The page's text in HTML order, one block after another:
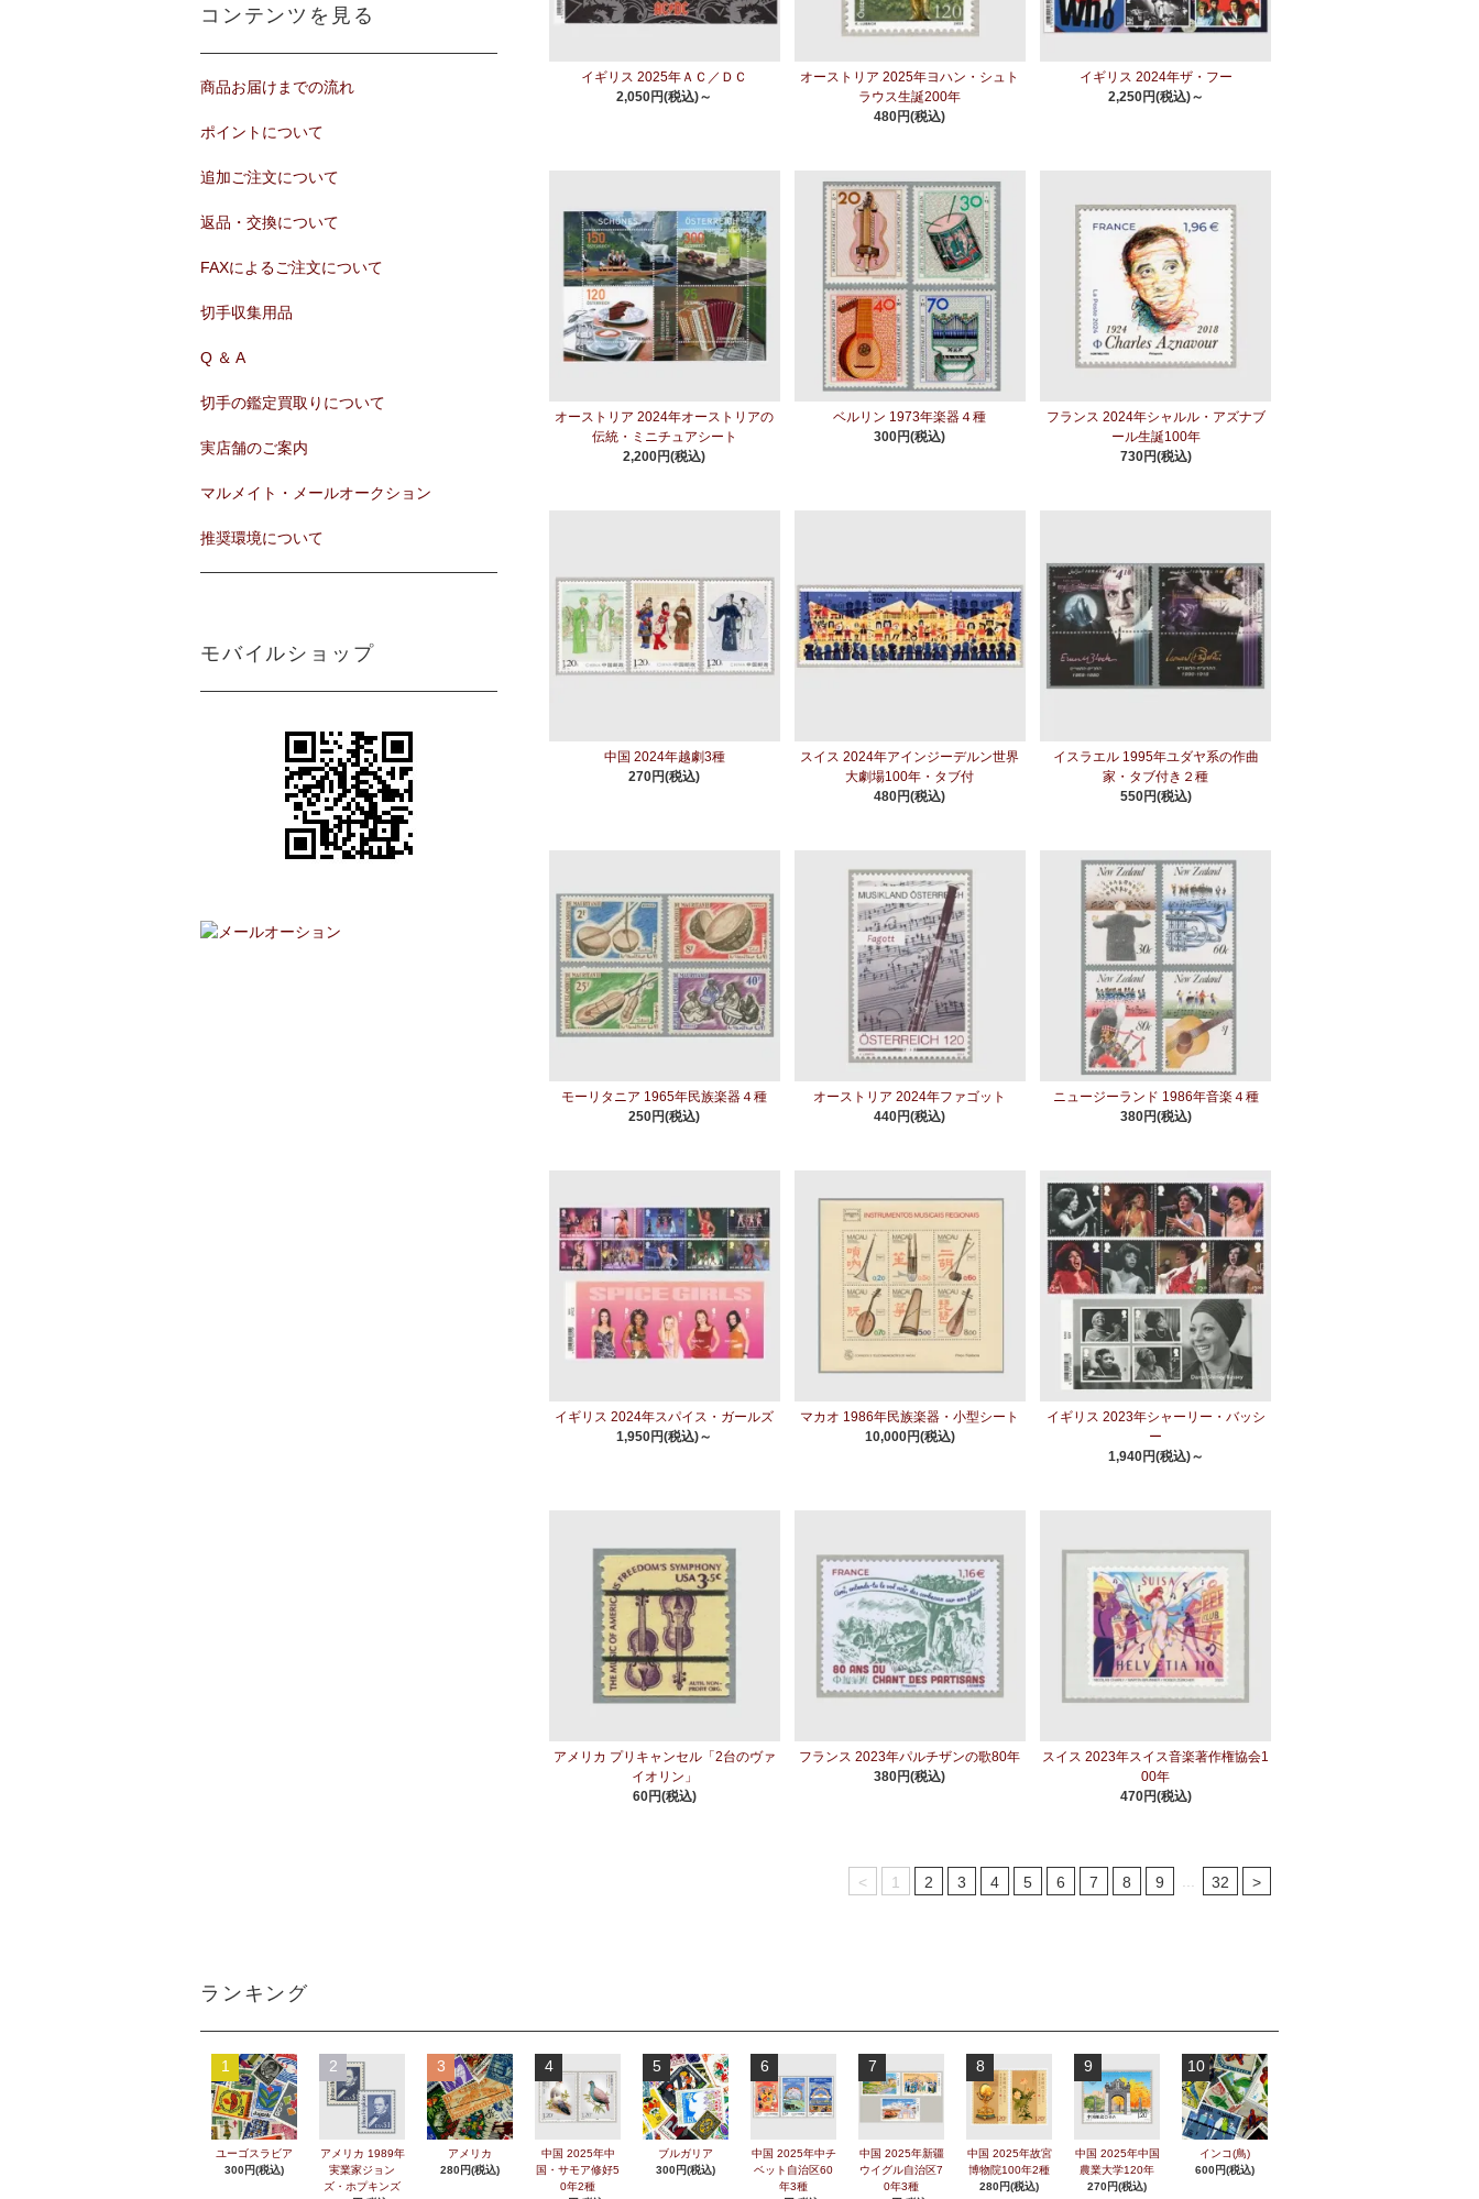
イギリス 2025年ＡＣ／ＤＣ
2,050円(税込)～
オーストリア 2025年ヨハン・シュト
ラウス生誕200年
480円(税込)
イギリス 2024年ザ・フー
2,250円(税込)～
オーストリア 2024年オーストリアの
伝統・ミニチュアシート
2,200円(税込)
ベルリン 1973年楽器４種
300円(税込)
フランス 2024年シャルル・アズナブ
ール生誕100年
730円(税込)
中国 2024年越劇3種
270円(税込)
スイス 2024年アインジーデルン世界
大劇場100年・タブ付
480円(税込)
イスラエル 1995年ユダヤ系の作曲
家・タブ付き２種
550円(税込)
モーリタニア 1965年民族楽器４種
250円(税込)
オーストリア 2024年ファゴット
440円(税込)
ニュージーランド 1986年音楽４種
380円(税込)
イギリス 2024年スパイス・ガールズ
1,950円(税込)～
マカオ 1986年民族楽器・小型シート
10,000円(税込)
イギリス 2023年シャーリー・バッシ
ー
1,940円(税込)～
アメリカ プリキャンセル「2台のヴァ
イオリン」
60円(税込)
フランス 2023年パルチザンの歌80年
380円(税込)
スイス 2023年スイス音楽著作権協会1
00年
470円(税込)
< 1 2 3 4 5 6 7 8 9 32 >
コンテンツを見る
商品お届けまでの流れ
ポイントについて
追加ご注文について
返品・交換について
FAXによるご注文について
切手収集用品
Q ＆ A
切手の鑑定買取りについて
実店舗のご案内
マルメイト・メールオークション
推奨環境について
モバイルショップ
ランキング
1
ユーゴスラビア
300円(税込)
2
アメリカ 1989年
実業家ジョン
ズ・ホプキンズ
3
アメリカ
280円(税込)
4
中国 2025年中
国・サモア修好5
0年2種
5
ブルガリア
300円(税込)
6
中国 2025年中チ
ベット自治区60
年3種
7
中国 2025年新疆
ウイグル自治区7
0年3種
8
中国 2025年故宮
博物院100年2種
280円(税込)
9
中国 2025年中国
農業大学120年
270円(税込)
10
インコ(鳥)
600円(税込)